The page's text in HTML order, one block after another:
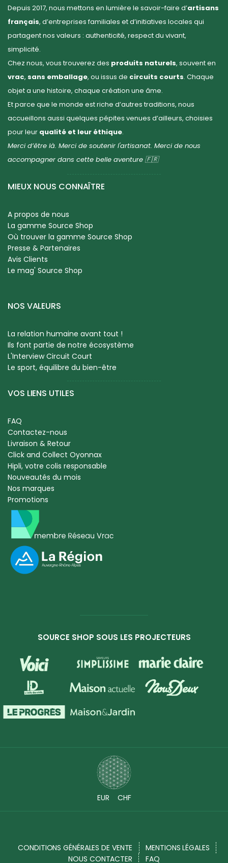
Depuis 2017, nous mettons en lumière le savoir-faire d’artisans
français, d’entreprises familiales et d’initiatives locales qui
partagent nos valeurs : authenticité, respect du vivant,
simplicité.
Chez nous, vous trouverez des produits naturels, souvent en
vrac, sans emballage, ou issus de circuits courts. Chaque
objet a une histoire, chaque création une âme.
Et parce que le monde est riche d’autres traditions, nous
accueillons aussi quelques pépites venues d’ailleurs, choisies
pour leur qualité et leur éthique.
Merci d’être là. Merci de soutenir l'artisanat. Merci de nous
accompagner dans cette belle aventure 🇫🇷
MIEUX NOUS CONNAÎTRE
A propos de nous
La gamme Source Shop
Où trouver la gamme Source Shop
Presse & Partenaires
Avis Clients
Le mag' Source Shop
NOS VALEURS
La relation humaine avant tout !
Ils font partie de notre écosystème
L'Interview Circuit Court
Le sport, équilibre du bien-être
VOS LIENS UTILES
FAQ
Contactez-nous
Livraison & Retour
Click and Collect Oyonnax
Hipli, votre colis responsable
Nouveautés du mois
Nos marques
Promotions
SOURCE SHOP SOUS LES PROJECTEURS
EUR CHF
CONDITIONS GÉNÉRALES DE VENTE
MENTIONS LÉGALES
NOUS CONTACTER
FAQ